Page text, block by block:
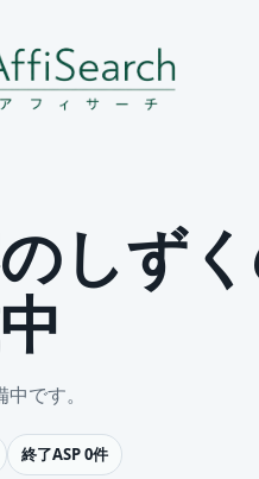
しず
です。
終了ASP 0件